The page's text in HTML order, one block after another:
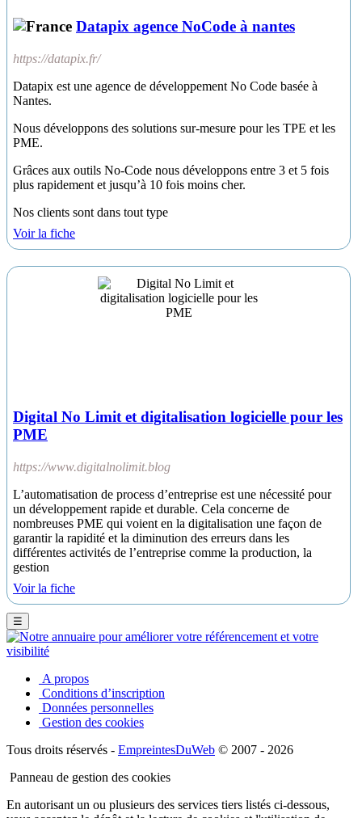
Datapix agence NoCode à nantes
https://datapix.fr/
Datapix est une agence de développement No Code basée à
Nantes.
Nous développons des solutions sur-mesure pour les TPE et les
PME.
Grâces aux outils No-Code nous développons entre 3 et 5 fois
plus rapidement et jusqu’à 10 fois moins cher.
Nos clients sont dans tout type
Voir la fiche
Digital No Limit et digitalisation logicielle pour les
PME
https://www.digitalnolimit.blog
L’automatisation de process d’entreprise est une nécessité pour
un développement rapide et durable. Cela concerne de
nombreuses PME qui voient en la digitalisation une façon de
garantir la rapidité et la diminution des erreurs dans les
différentes activités de l’entreprise comme la production, la
gestion
Voir la fiche
☰
A propos
Conditions d’inscription
Données personnelles
Gestion des cookies
Tous droits réservés - EmpreintesDuWeb © 2007 - 2026
Panneau de gestion des cookies
En autorisant un ou plusieurs des services tiers listés ci-dessous,